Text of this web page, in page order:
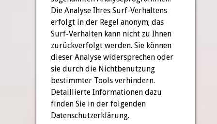
Die Analyse Ihres Surf-Verhaltens
erfolgt in der Regel anonym; das
Surf-Verhalten kann nicht zu Ihnen
zurückverfolgt werden. Sie können
dieser Analyse widersprechen oder
sie durch die Nichtbenutzung
bestimmter Tools verhindern.
Detaillierte Informationen dazu
finden Sie in der folgenden
Datenschutzerklärung.